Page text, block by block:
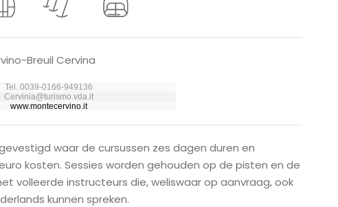
Breuil Cervina
Tel. 0039-0166-949136
Cervinia@turismo.vda.it
www.montecervino.it
waar de cursussen zes dagen duren en
kosten. Sessies worden gehouden op de pisten en de
volleerde instructeurs die, weliswaar op aanvraag, ook
kunnen spreken.